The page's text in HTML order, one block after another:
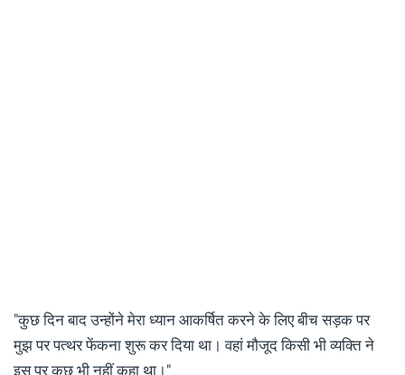
"कुछ दिन बाद उन्होंने मेरा ध्यान आकर्षित करने के लिए बीच सड़क पर
मुझ पर पत्थर फेंकना शुरू कर दिया था। वहां मौजूद किसी भी व्यक्ति ने
इस पर कुछ भी नहीं कहा था।"